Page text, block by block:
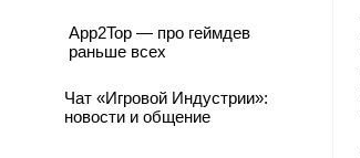
App2Top — про геймдев
раньше всех
Чат «Игровой Индустрии»:
новости и общение